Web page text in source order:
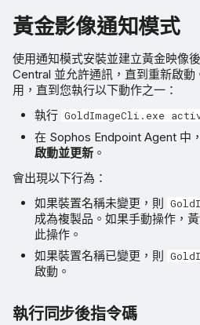
黃金影像通知模式
使用通知模式安裝並建立黃金映像
Central 並允許通訊，直到重新啟
用，直到您執行以下動作之一：
執行 GoldImageCli.exe
在 Sophos Endpoint Agent 中
啟動並更新 。
會出現以下行為：
如果裝置名稱未變更，則
成為複製品。如果手動操作，
此操作。
如果裝置名稱已變更，則
啟動。
執行同步後指令碼